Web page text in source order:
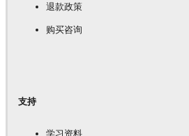
退款政策
购买咨询
支持
学习资料